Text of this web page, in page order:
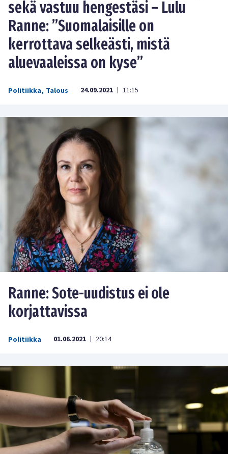
sekä vastuu hengestäsi – Lulu
Ranne: ”Suomalaisille on
kerrottava selkeästi, mistä
aluevaaleissa on kyse”
Politiikka, Talous 24.09.2021 | 11:15
Ranne: Sote-uudistus ei ole
korjattavissa
Politiikka 01.06.2021 | 20:14